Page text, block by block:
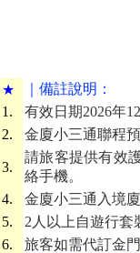
★ ｜備註說明：
1.
有效日期2026年
2.
金廈小三通聯程
3.
請旅客提供有效
絡手機。
4.
金廈小三通入境
5.
2人以上自遊行套
6.
旅客如需代訂金